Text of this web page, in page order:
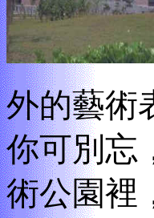
外的藝術
你可別忘
術公園裡